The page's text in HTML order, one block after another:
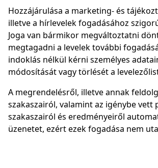
Hozzájárulása a marketing- és
illetve a hírlevelek fogadásához
Joga van bármikor megváltoztatni
megtagadni a levelek további
indoklás nélkül kérni személyes
módosítását vagy törlését a
A megrendelésről, illetve annak
szakaszairól, valamint az igénybe vett
szakaszairól és eredményeiről
üzenetet, ezért ezek fogadása nem